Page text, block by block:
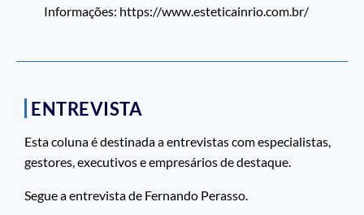
Informações: https://www.esteticainrio.com.br/
ENTREVISTA
Esta coluna é destinada a entrevistas com especialistas,
gestores, executivos e empresários de destaque.
Segue a entrevista de Fernando Perasso.